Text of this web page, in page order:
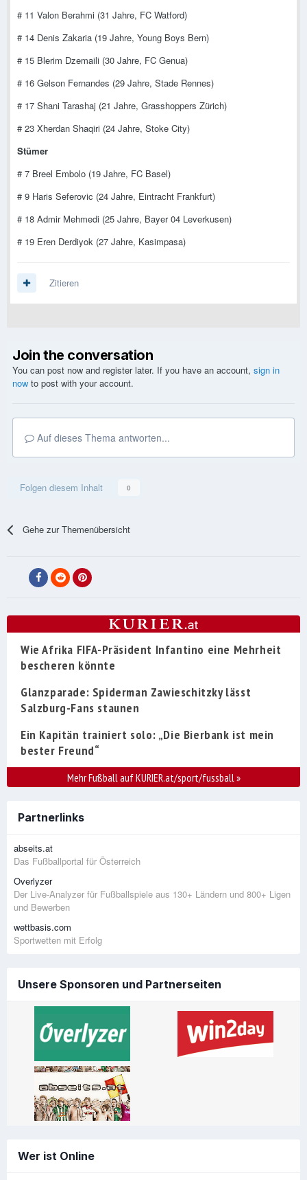
# 11 Valon Berahmi (31 Jahre, FC Watford)
# 14 Denis Zakaria (19 Jahre, Young Boys Bern)
# 15 Blerim Dzemaili (30 Jahre, FC Genua)
# 16 Gelson Fernandes (29 Jahre, Stade Rennes)
# 17 Shani Tarashaj (21 Jahre, Grasshoppers Zürich)
# 23 Xherdan Shaqiri (24 Jahre, Stoke City)
Stümer
# 7 Breel Embolo (19 Jahre, FC Basel)
# 9 Haris Seferovic (24 Jahre, Eintracht Frankfurt)
# 18 Admir Mehmedi (25 Jahre, Bayer 04 Leverkusen)
# 19 Eren Derdiyok (27 Jahre, Kasimpasa)
Zitieren
Join the conversation
You can post now and register later. If you have an account, sign in
now to post with your account.
Auf dieses Thema antworten...
Folgen diesem Inhalt 0
Gehe zur Themenübersicht
Wie Afrika FIFA-Präsident Infantino eine Mehrheit
bescheren könnte
Glanzparade: Spiderman Zawieschitzky lässt
Salzburg-Fans staunen
Ein Kapitän trainiert solo: „Die Bierbank ist mein
bester Freund“
Mehr Fußball auf KURIER.at/sport/fussball»
Partnerlinks
abseits.at
Das Fußballportal für Österreich
Overlyzer
Der Live-Analyzer für Fußballspiele aus 130+ Ländern und 800+ Ligen
und Bewerben
wettbasis.com
Sportwetten mit Erfolg
Unsere Sponsoren und Partnerseiten
Wer ist Online